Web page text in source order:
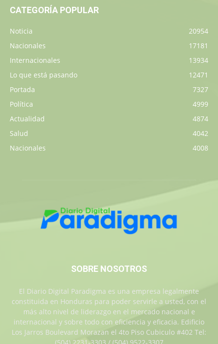
CATEGORÍA POPULAR
Noticia
20954
Nacionales
17181
Internacionales
13934
Lo que está pasando
12471
Portada
7327
Política
4999
Actualidad
4874
Salud
4042
Nacionales
4008
SOBRE NOSOTROS
El Diario Digital Paradigma es una empresa legalmente
constituida en Honduras para poder servirle a usted, con el
más alto nivel de liderazgo en el mercado nacional e
internacional y sobre todo con eficiencia y eficacia. Edificio
Los Jarros Boulevard Morazan el 4to Piso Cubiculo #402 Tel: